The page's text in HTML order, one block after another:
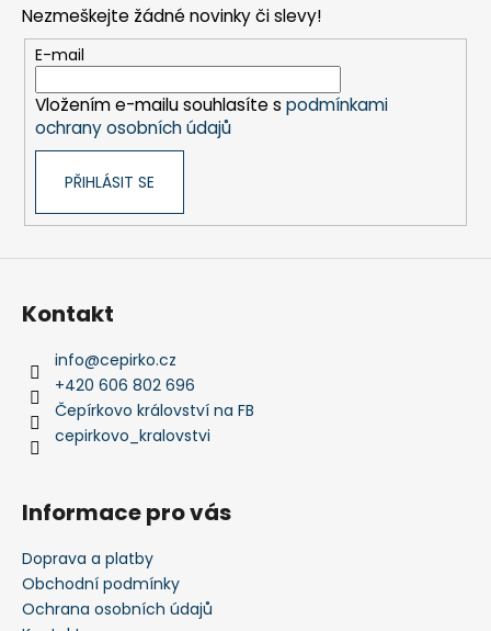
a
c
í
p
r
ý
p
Nezmeškejte žádné novinky či slevy!
E-mail
Vložením e-mailu souhlasíte s podmínkami
ochrany osobních údajů
PŘIHLÁSIT SE
Kontakt
info@cepirko.cz
+420 606 802 696
Čepírkovo království na FB
cepirkovo_kralovstvi
Informace pro vás
Doprava a platby
Obchodní podmínky
Ochrana osobních údajů